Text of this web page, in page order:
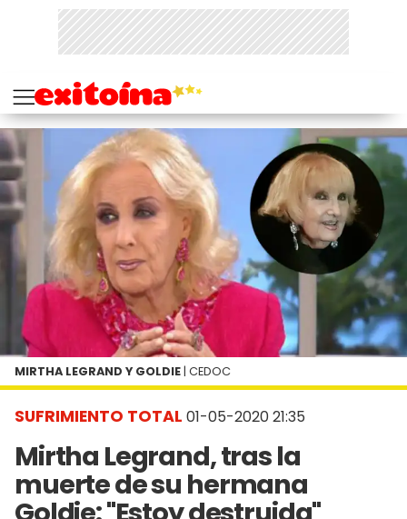
SUFRIMIENTO TOTAL 01-05-2020 21:35
Mirtha Legrand, tras la
muerte de su hermana
MIRTHA LEGRAND Y GOLDIE | CEDOC